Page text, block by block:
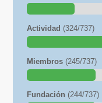
Actividad (324/737)
Miembros (245/737)
Fundación (244/737)